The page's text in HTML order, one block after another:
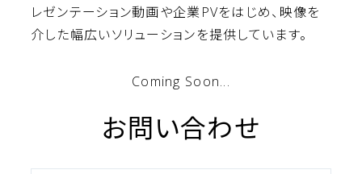
レゼンテーション動画や企業PVをはじめ、映像を
介した幅広いソリューションを提供しています。
Coming Soon...
お問い合わせ